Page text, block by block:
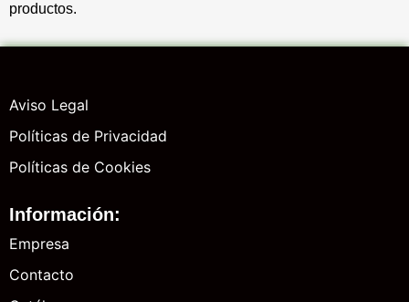
productos.
Aviso Legal
Políticas de Privacidad
Políticas de Cookies
Información:
Empresa
Contacto